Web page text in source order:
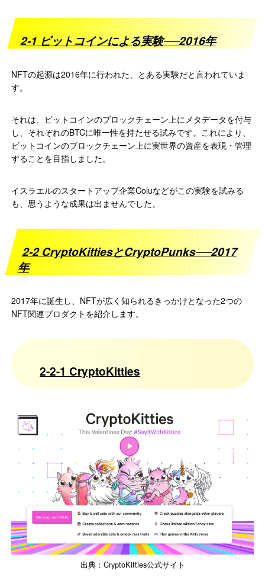
2-1 ビットコインによる実験──2016年
NFTの起源は2016年に行われた、とある実験だと言われていま
す。
それは、ビットコインのブロックチェーン上にメタデータを付与
し、それぞれのBTCに唯一性を持たせる試みです。これにより、
ビットコインのブロックチェーン上に実世界の資産を表現・管理
することを目指しました。
イスラエルのスタートアップ企業Coluなどがこの実験を試みる
も、思うような成果は出ませんでした。
2-2 CryptoKittiesとCryptoPunks──2017
年
2017年に誕生し、NFTが広く知られるきっかけとなった2つの
NFT関連プロダクトを紹介します。
2-2-1 CryptoKitties
出典：CryptoKitties公式サイト